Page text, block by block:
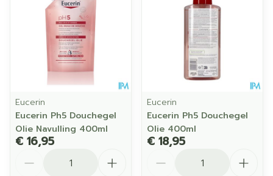
Eucerin
Eucerin Ph5 Douchegel
Olie Navulling 400ml
€ 16,95
Eucerin
Eucerin Ph5 Douchegel
Olie 400ml
€ 18,95